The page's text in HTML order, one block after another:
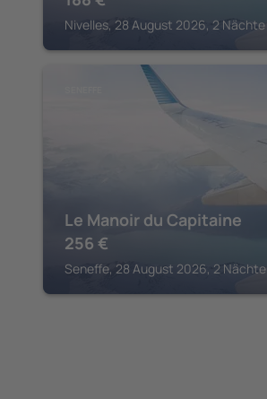
Nivelles, 28 August 2026, 2 Nächte
Le Manoir du Capitaine
256 €
Seneffe, 28 August 2026, 2 Nächte